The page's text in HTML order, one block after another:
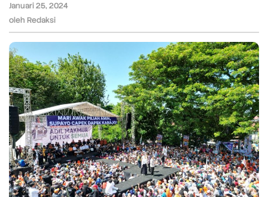
Anies
H.
Agus
Salim
Berstandar
Internasional
Januari 25, 2024
oleh Redaksi